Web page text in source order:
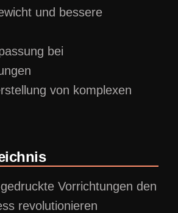
und bessere
bei
von komplexen
Vorrichtungen den
revolutionieren